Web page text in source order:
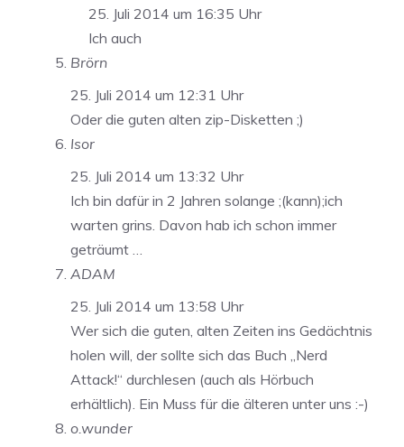
25. Juli 2014 um 16:35 Uhr
Ich auch
Brörn
25. Juli 2014 um 12:31 Uhr
Oder die guten alten zip-Disketten ;)
Isor
25. Juli 2014 um 13:32 Uhr
Ich bin dafür in 2 Jahren solange ;(kann);ich
warten grins. Davon hab ich schon immer
geträumt …
ADAM
25. Juli 2014 um 13:58 Uhr
Wer sich die guten, alten Zeiten ins Gedächtnis
holen will, der sollte sich das Buch „Nerd
Attack!“ durchlesen (auch als Hörbuch
erhältlich). Ein Muss für die älteren unter uns :-)
o.wunder